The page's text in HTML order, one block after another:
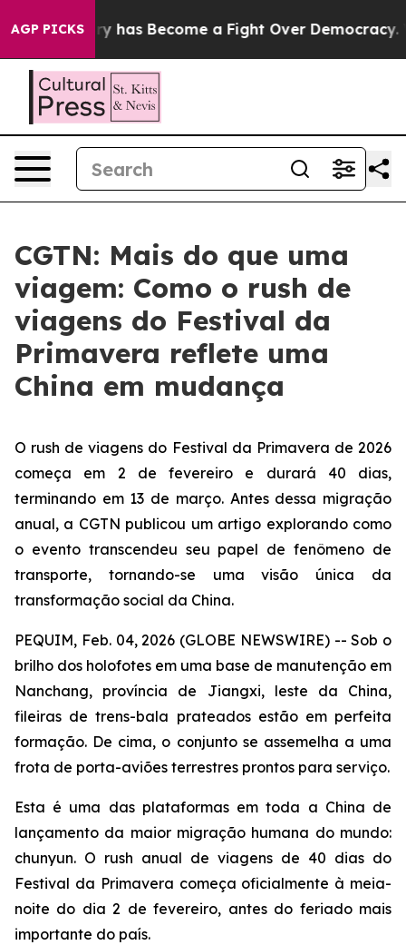
AGP PICKShas Become a Fight Over Democracy. Who
CGTN: Mais do que uma
viagem: Como o rush de
viagens do Festival da
Primavera reflete uma
China em mudança
O rush de viagens do Festival da Primavera de 2026
começa em 2 de fevereiro e durará 40 dias,
terminando em 13 de março. Antes dessa migração
anual, a CGTN publicou um artigo explorando como
o evento transcendeu seu papel de fenômeno de
transporte, tornando-se uma visão única da
transformação social da China.
PEQUIM, Feb. 04, 2026 (GLOBE NEWSWIRE) -- Sob o
brilho dos holofotes em uma base de manutenção em
Nanchang, província de Jiangxi, leste da China,
fileiras de trens-bala prateados estão em perfeita
formação. De cima, o conjunto se assemelha a uma
frota de porta-aviões terrestres prontos para serviço.
Esta é uma das plataformas em toda a China de
lançamento da maior migração humana do mundo:
chunyun. O rush anual de viagens de 40 dias do
Festival da Primavera começa oficialmente à meia-
noite do dia 2 de fevereiro, antes do feriado mais
importante do país.